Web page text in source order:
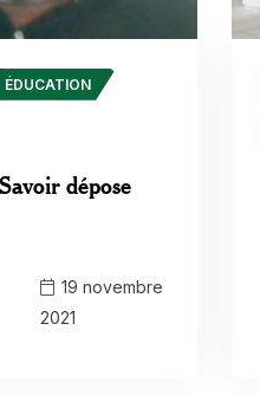
ÉDUCATION
dépose
19 novembre
2021